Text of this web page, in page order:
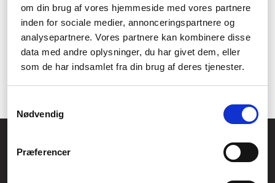
om din brug af vores hjemmeside med vores partnere
inden for sociale medier, annonceringspartnere og
analysepartnere. Vores partnere kan kombinere disse
data med andre oplysninger, du har givet dem, eller
som de har indsamlet fra din brug af deres tjenester.
Nødvendig
Præferencer
Vi tilbyder et bredt udvalg af hudplejeprodukter
Alle vores produkter indeholder kun de bedste
Vores produkter er testet af dermatologer og
allergivenlige
Vi har produkter specielt udviklet til følsom hud
CVR.: 26208637